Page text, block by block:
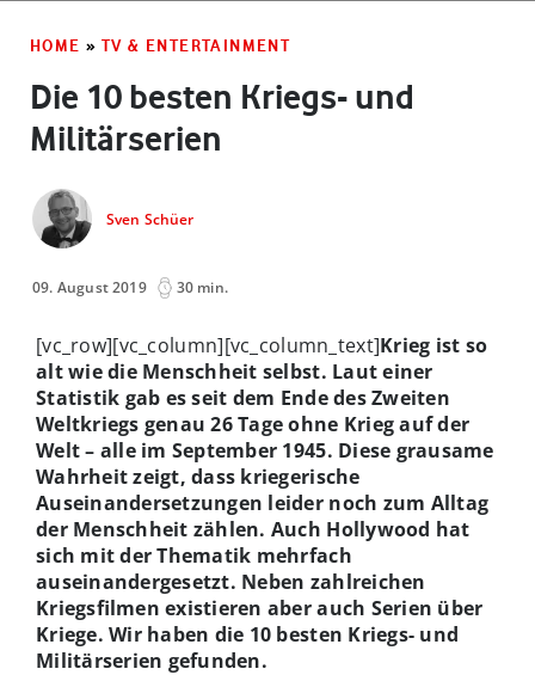
HOME » TV & ENTERTAINMENT
Die 10 besten Kriegs- und
Militärserien
Sven Schüer
09. August 2019 30 min.
[vc_row][vc_column][vc_column_text]Krieg ist so
alt wie die Menschheit selbst. Laut einer
Statistik gab es seit dem Ende des Zweiten
Weltkriegs genau 26 Tage ohne Krieg auf der
Welt – alle im September 1945. Diese grausame
Wahrheit zeigt, dass kriegerische
Auseinandersetzungen leider noch zum Alltag
der Menschheit zählen. Auch Hollywood hat
sich mit der Thematik mehrfach
auseinandergesetzt. Neben zahlreichen
Kriegsfilmen existieren aber auch Serien über
Kriege. Wir haben die 10 besten Kriegs- und
Militärserien gefunden.